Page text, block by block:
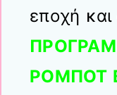
εποχή και
ΡΟΜΠΟΤ